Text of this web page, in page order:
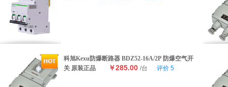
科旭Kexu防爆断路器 BDZ52-16A/2P 防爆空气开
关 原装正品
￥285.00 /台 评价 5